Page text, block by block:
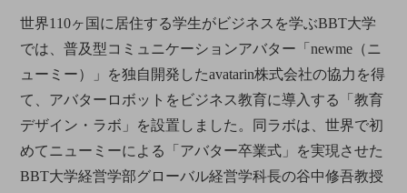
世界110ヶ国に居住する学生がビジネスを学ぶBBT大学
では、普及型コミュニケーションアバター「newme（ニ
ューミー）」を独自開発したavatarin株式会社の協力を得
て、アバターロボットをビジネス教育に導入する「教育
デザイン・ラボ」を設置しました。同ラボは、世界で初
めてニューミーによる「アバター卒業式」を実現させた
BBT大学経営学部グローバル経営学科長の谷中修吾教授